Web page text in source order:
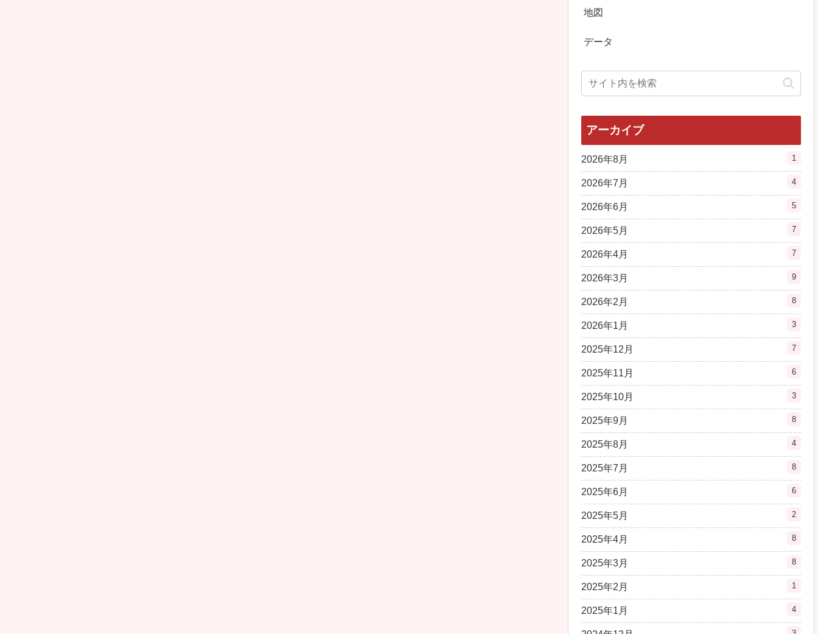
地図
データ
アーカイブ
2026年8月 1
2026年7月 4
2026年6月 5
2026年5月 7
2026年4月 7
2026年3月 9
2026年2月 8
2026年1月 3
2025年12月 7
2025年11月 6
2025年10月 3
2025年9月 8
2025年8月 4
2025年7月 8
2025年6月 6
2025年5月 2
2025年4月 8
2025年3月 8
2025年2月 1
2025年1月 4